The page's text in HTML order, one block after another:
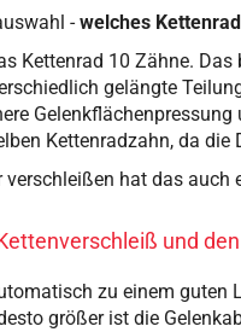
-welches
Kettenrad 10 Zähne.
gelängte
Kettenradzahn, da
hat das
und
zu einem guten
größer ist die